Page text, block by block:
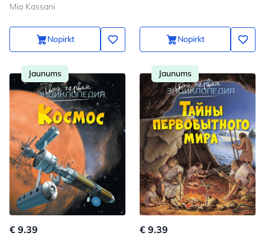
Mia Kassani
Nopirkt Nopirkt
Jaunums
€ 9.39
Jaunums
€ 9.39